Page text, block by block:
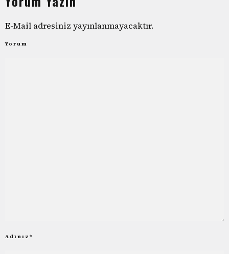
E-Mail adresiniz yayınlanmayacaktır.
Yorum
Adınız *